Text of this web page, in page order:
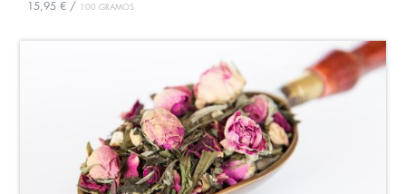
15,95 € / 100 GRAMOS